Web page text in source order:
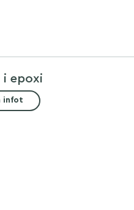
i epoxi
infot